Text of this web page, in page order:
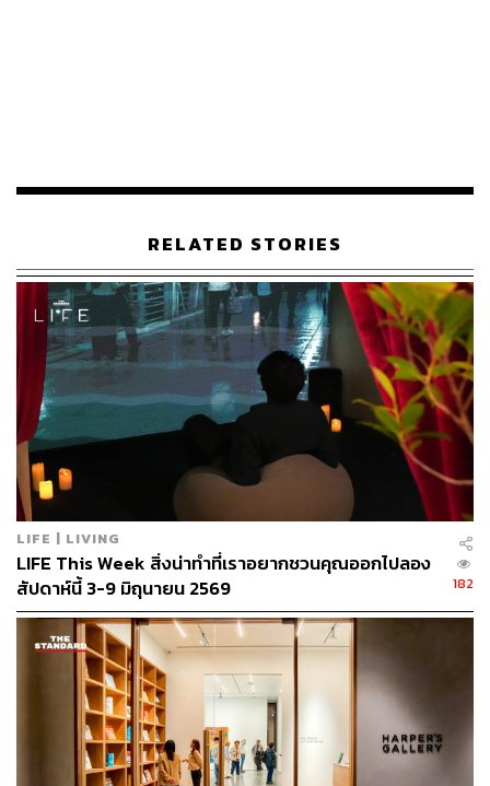
RELATED STORIES
LIFE | LIVING
LIFE This Week สิ่งน่าทำที่เราอยากชวนคุณออกไปลอง
สัปดาห์นี้ 3-9 มิถุนายน 2569
182